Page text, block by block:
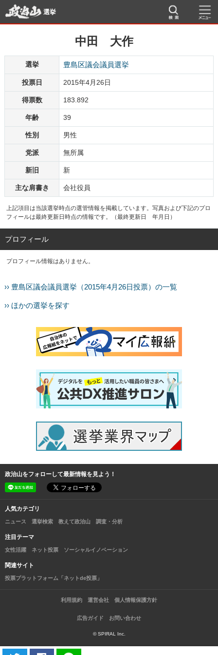
選挙
中田 大作
選挙 豊島区議会議員選挙
投票日 2015年4月26日
得票数 183.892
年齢 39
性別 男性
党派 無所属
新旧 新
主な肩書き 会社役員
上記項目は当該選挙時点の選管情報を掲載しています。写真および下記のプロ
フィールは最終更新日時点の情報です。（最終更新日 年月日）
プロフィール
プロフィール情報はありません。
›› 豊島区議会議員選挙（2015年4月26日投票）の一覧
›› ほかの選挙を探す
政治山をフォローして最新情報を見よう！
人気カテゴリ
ニュース 選挙検索 教えて政治山 調査・分析
注目テーマ
女性活躍 ネット投票 ソーシャルイノベーション
関連サイト
投票プラットフォーム「ネットde投票」
利用規約 運営会社 個人情報保護方針
広告ガイド お問い合わせ
© SPIRAL Inc.